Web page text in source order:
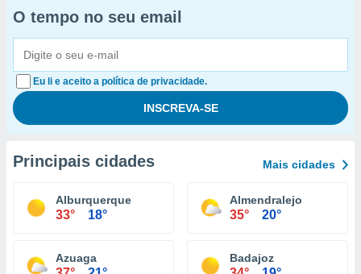
O tempo no seu email
Eu li e aceito a política de privacidade.
Principais cidades Mais cidades
Alburquerque
33° 18°
Almendralejo
35° 20°
Azuaga Badajoz